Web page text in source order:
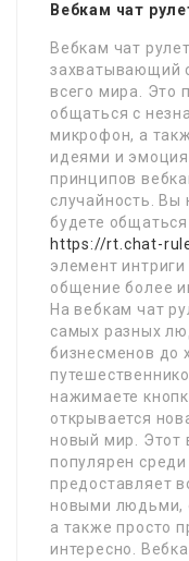
Вебкам чат
Вебкам чат
захватывающий
всего мира. Это
общаться с
микрофон, а
идеями и
принципов
случайность. Вы
будете
https://rt.chat-
элемент
общение более
На вебкам чат
самых разных
бизнесменов до
нажимаете
открывается
новый мир. Этот
популярен
предоставляет
новыми людьми,
а также просто
интересно.